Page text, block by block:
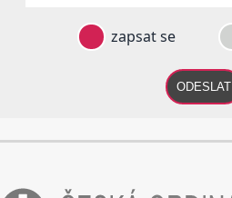
zapsat se
ODESLAT